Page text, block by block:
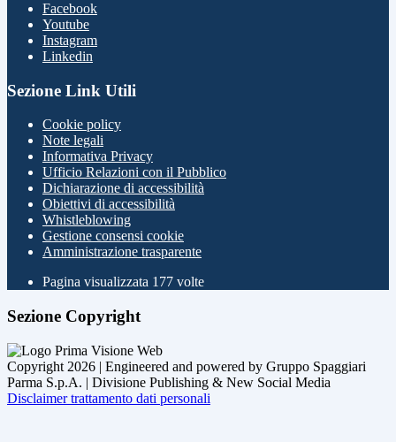
Facebook
Youtube
Instagram
Linkedin
Sezione Link Utili
Cookie policy
Note legali
Informativa Privacy
Ufficio Relazioni con il Pubblico
Dichiarazione di accessibilità
Obiettivi di accessibilità
Whistleblowing
Gestione consensi cookie
Amministrazione trasparente
Pagina visualizzata 177 volte
Sezione Copyright
Copyright 2026 | Engineered and powered by Gruppo Spaggiari
Parma S.p.A. | Divisione Publishing & New Social Media
Disclaimer trattamento dati personali